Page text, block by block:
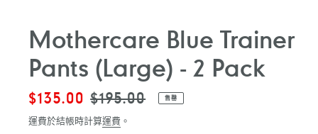
Mothercare Blue Trainer
Pants (Large) - 2 Pack
售
價
$135.00 定
價
$195.00 售罄
運費於結帳時計算運費 。